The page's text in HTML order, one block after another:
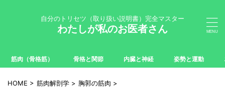
自分のトリセツ（取り扱い説明書）完全マスター
わたしが私のお医者さん
筋肉（骨格筋） 骨格と関節 内臓と神経 姿勢と運動
HOME > 筋肉解剖学 > 胸郭の筋肉 >